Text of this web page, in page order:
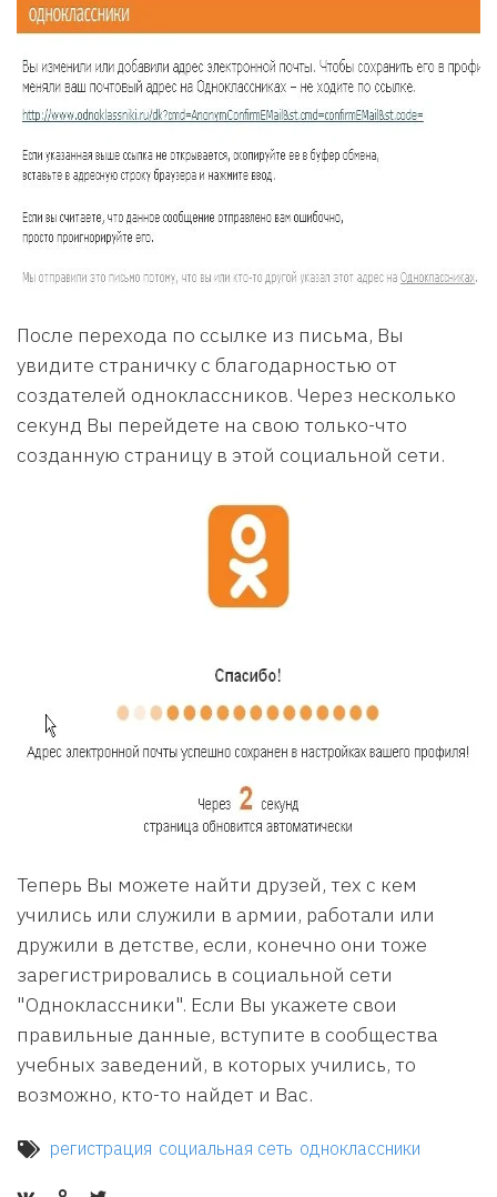
После перехода по ссылке из письма, Вы
увидите страничку с благодарностью от
создателей одноклассников. Через несколько
секунд Вы перейдете на свою только-что
созданную страницу в этой социальной сети.
Теперь Вы можете найти друзей, тех с кем
учились или служили в армии, работали или
дружили в детстве, если, конечно они тоже
зарегистрировались в социальной сети
"Одноклассники". Если Вы укажете свои
правильные данные, вступите в сообщества
учебных заведений, в которых учились, то
возможно, кто-то найдет и Вас.
регистрация социальная сеть одноклассники